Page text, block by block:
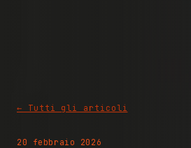
← Tutti gli articoli
20 febbraio 2026